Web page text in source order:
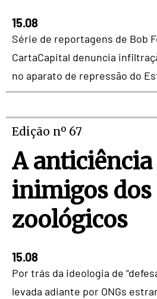
15.08
Série de reportagens de Bob
CartaCapital denuncia
no aparato de repressão do
Edição nº 67
A anticiência
inimigos dos
zoológicos
15.08
Por trás da ideologia de
levada adiante por ONGs